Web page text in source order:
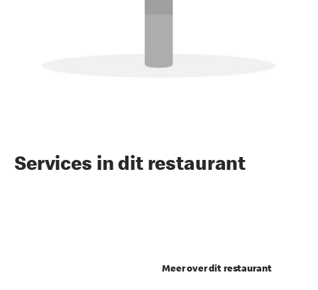
Services in dit restaurant
Meer over dit restaurant